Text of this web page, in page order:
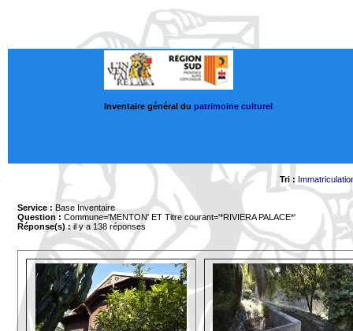
Inventaire général du patrimoine culturel
Tri :
Service : Base Inventaire
Question : Commune='MENTON' ET Titre courant='*RIVIERA PALACE*'
Réponse(s) :il y a 138 réponses